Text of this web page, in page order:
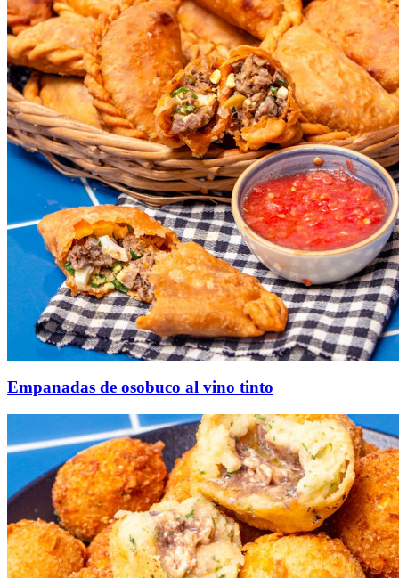
Empanadas de osobuco al vino tinto